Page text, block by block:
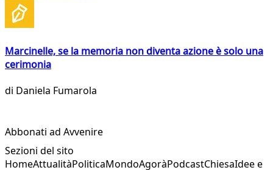
Marcinelle, se la memoria non diventa azione è solo una
cerimonia
di Daniela Fumarola
Abbonati ad Avvenire
Sezioni del sito
HomeAttualitàPoliticaMondoAgoràPodcastChiesaIdee e